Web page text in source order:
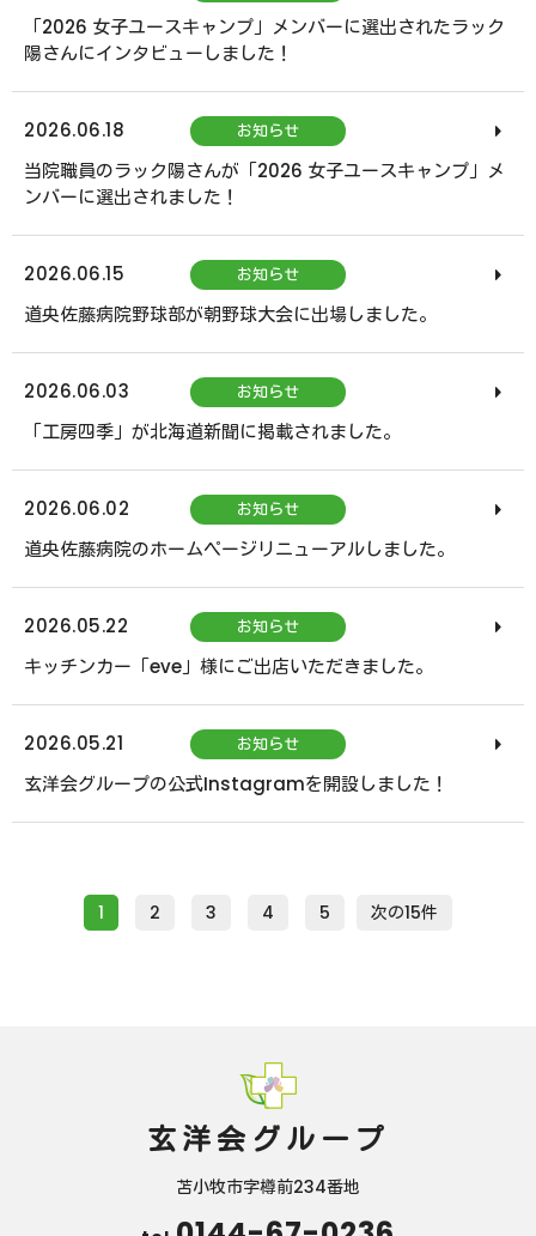
「2026 女子ユースキャンプ」メンバーに選出されたラック
陽さんにインタビューしました！
2026.06.18 お知らせ
当院職員のラック陽さんが「2026 女子ユースキャンプ」メ
ンバーに選出されました！
2026.06.15 お知らせ
道央佐藤病院野球部が朝野球大会に出場しました。
2026.06.03 お知らせ
「工房四季」が北海道新聞に掲載されました。
2026.06.02 お知らせ
道央佐藤病院のホームページリニューアルしました。
2026.05.22 お知らせ
キッチンカー「eve」様にご出店いただきました。
2026.05.21 お知らせ
玄洋会グループの公式Instagramを開設しました！
1 2 3 4 5 次の15件
玄洋会グループ
苫小牧市字樽前234番地